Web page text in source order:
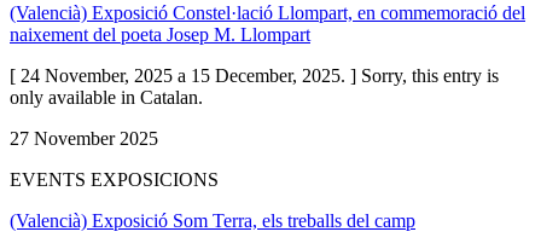
(Valencià) Exposició Constel·lació Llompart, en commemoració del
naixement del poeta Josep M. Llompart
[ 24 November, 2025 a 15 December, 2025. ] Sorry, this entry is
only available in Catalan.
27 November 2025
EVENTS EXPOSICIONS
(Valencià) Exposició Som Terra, els treballs del camp